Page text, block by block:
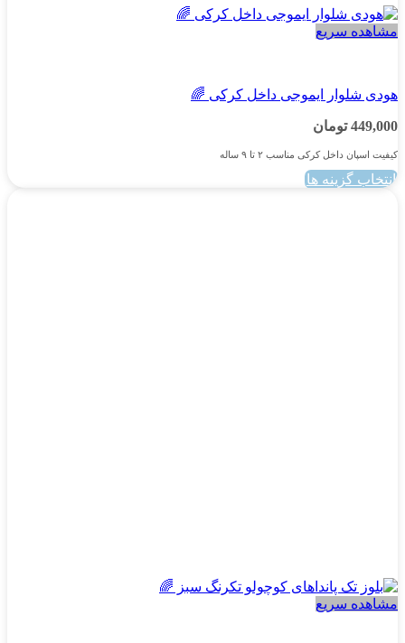
مشاهده سریع
هودی شلوار ایموجی داخل کرکی 🌈
449,000 تومان
کیفیت اسپان داخل کرکی مناسب ۲ تا ۹ ساله
انتخاب گزینه ها
مشاهده سریع